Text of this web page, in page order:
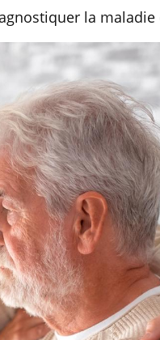
la maladie
et chaleur : ce
dit la science
nuit-il à
de la
?